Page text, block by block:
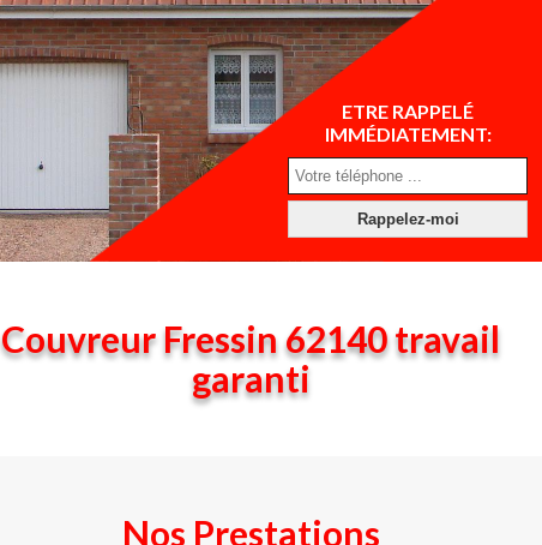
ETRE RAPPELÉ
IMMÉDIATEMENT:
Couvreur Fressin 62140 travail
garanti
Nos Prestations